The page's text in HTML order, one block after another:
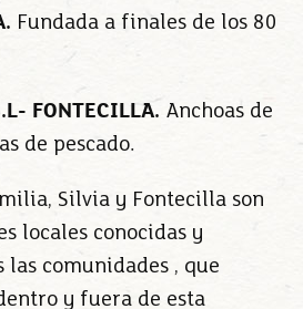
Fundada a finales de los 80
FONTECILLA. Anchoas de
de pescado.
Silvia y Fontecilla son
locales conocidas y
las comunidades , que
y fuera de esta